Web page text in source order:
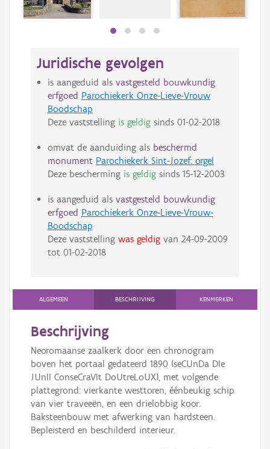
Juridische gevolgen
is aangeduid als vastgesteld bouwkundig
erfgoed Parochiekerk Onze-Lieve-Vrouw
Boodschap
Deze vaststelling is geldigsinds 01-02-2018
omvat de aanduiding als beschermd
monument Parochiekerk Sint-Jozef: orgel
Deze bescherming is geldigsinds 15-12-2003
is aangeduid als vastgesteld bouwkundig
erfgoed Parochiekerk Onze-Lieve-Vrouw-
Boodschap
Deze vaststelling was geldigvan 24-09-2009
tot 01-02-2018
ALGEMEEN BESCHRIJVING KENMERKEN
Beschrijving
Neoromaanse zaalkerk door een chronogram
boven het portaal gedateerd 1890 (seCUnDa DIe
JUnII ConseCraVIt DoUtreLoUX), met volgende
plattegrond: vierkante westtoren, éénbeukig schip
van vier traveeën, en een drielobbig koor.
Baksteenbouw met afwerking van hardsteen.
Bepleisterd en beschilderd interieur.